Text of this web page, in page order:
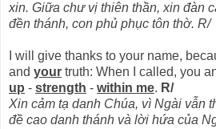
xin. Giữa chư vị thiên thần, xin đàn
đền thánh, con phủ phục tôn thờ. R/
I will give thanks to your name,
and your truth: When I called, you
up - strength - within me. R/
Xin cảm tạ danh Chúa, vì Ngài vẫn
đề cao danh thánh và lời hứa của